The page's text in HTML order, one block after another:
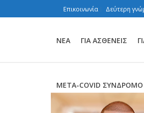
Επικοινωνία Δεύτερη
ΝΈΑ ΓΙΑ ΑΣΘΕΝΕΊΣ
ΜΕΤΑ-COVID ΣΎΝΔΡΟΜΟ